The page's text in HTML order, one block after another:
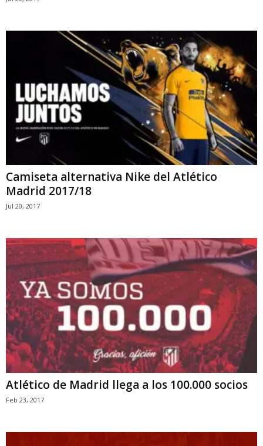
Camiseta alternativa Nike del Atlético
Madrid 2017/18
Jul 20, 2017
Atlético de Madrid llega a los 100.000 socios
Feb 23, 2017